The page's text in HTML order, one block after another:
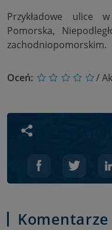
Przykładowe ulice
Pomorska,
zachodniopomorskim.
Oceń: /
Komentarze